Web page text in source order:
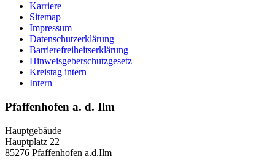
Karriere
Sitemap
Impressum
Datenschutzerklärung
Barrierefreiheitserklärung
Hinweisgeberschutzgesetz
Kreistag intern
Intern
Pfaffenhofen a. d. Ilm
Hauptgebäude
Hauptplatz 22
85276 Pfaffenhofen a.d.Ilm